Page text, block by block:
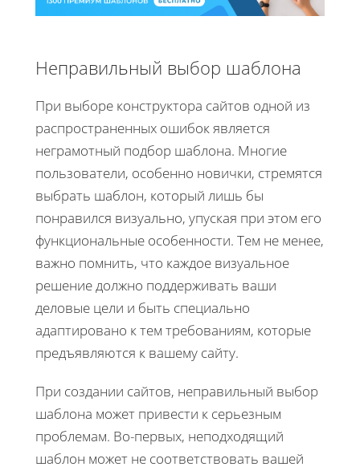
Неправильный выбор шаблона
При выборе конструктора сайтов одной из
распространенных ошибок является
неграмотный подбор шаблона. Многие
пользователи, особенно новички, стремятся
выбрать шаблон, который лишь бы
понравился визуально, упуская при этом его
функциональные особенности. Тем не менее,
важно помнить, что каждое визуальное
решение должно поддерживать ваши
деловые цели и быть специально
адаптировано к тем требованиям, которые
предъявляются к вашему сайту.
При создании сайтов, неправильный выбор
шаблона может привести к серьезным
проблемам. Во-первых, неподходящий
шаблон может не соответствовать вашей